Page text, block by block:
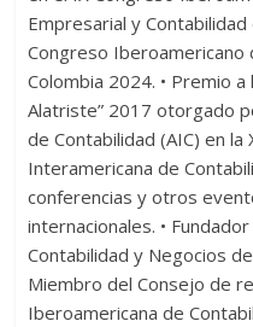
Empresarial y
Congreso Iberoamericano
Colombia 2024. • Premio
Alatriste” 2017 otorgado
de Contabilidad (AIC) en la
Interamericana de
conferencias y otros
internacionales. •
Contabilidad y Negocios
Miembro del Consejo de
Iberoamericana de